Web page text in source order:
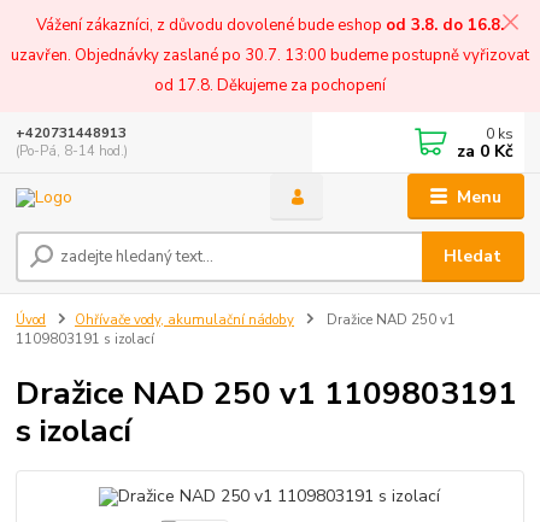
Vážení zákazníci, z důvodu dovolené bude eshop od 3.8. do 16.8.
uzavřen. Objednávky zaslané po 30.7. 13:00 budeme postupně vyřizovat
od 17.8. Děkujeme za pochopení
Menu
Hledat
+420731448913
(Po-Pá, 8-14 hod.)
0 ks
za 0 Kč
Úvod Ohřívače vody, akumulační nádoby
Dražice NAD 250 v1
1109803191 s izolací
Dražice NAD 250 v1 1109803191
s izolací